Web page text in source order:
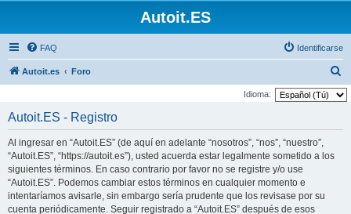
Autoit.ES
FAQ Identificarse
Autoit.es Foro
u
Idioma:
Autoit.ES - Registro
Al ingresar en “Autoit.ES” (de aquí en adelante “nosotros”, “nos”, “nuestro”,
“Autoit.ES”, “https://autoit.es”), usted acuerda estar legalmente sometido a los
siguientes términos. En caso contrario por favor no se registre y/o use
“Autoit.ES”. Podemos cambiar estos términos en cualquier momento e
intentaríamos avisarle, sin embargo sería prudente que los revisase por su
cuenta periódicamente. Seguir registrado a “Autoit.ES” después de esos